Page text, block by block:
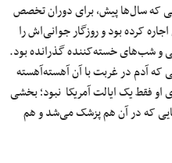
که سال‌ها پیش، برای دوران تخصص
کرده بود و روزگار جوانی‌اش را
و شب‌های خسته‌کننده گذرانده بود.
که آدم در غربت با آن آهسته‌آهسته
او فقط یک ایالت آمریکا نبود؛ بخشی
که در آن هم پزشک می‌شد و هم